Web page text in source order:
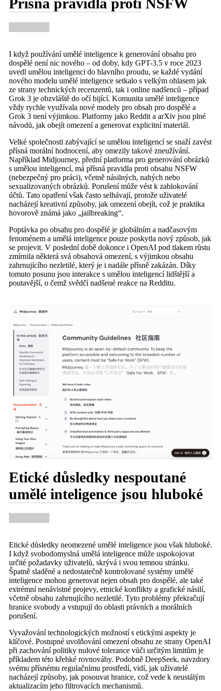
Přísná pravidla proti NSFW
I když používání umělé inteligence k generování obsahu pro
dospělé není nic nového – od doby, kdy GPT-3.5 v roce 2023
uvedl umělou inteligenci do hlavního proudu, se každé vydání
nového modelu umělé inteligence setkalo s velkým ohlasem jak
ze strany technických recenzentů, tak i online nadšenců – případ
Grok 3 je obzvláště do očí bijící. Komunita umělé inteligence
vždy rychle využívala nové modely pro obsah pro dospělé a
Grok 3 není výjimkou. Platformy jako Reddit a arXiv jsou plné
návodů, jak obejít omezení a generovat explicitní materiál.
Velké společnosti zabývající se umělou inteligencí se snaží zavést
přísná morální hodnocení, aby omezily takové zneužívání.
Například Midjourney, přední platforma pro generování obrázků
s umělou inteligencí, má přísná pravidla proti obsahu NSFW
(nebezpečný pro práci), včetně násilných, nahých nebo
sexualizovaných obrázků. Porušení může vést k zablokování
účtů. Tato opatření však často selhávají, protože uživatelé
nacházejí kreativní způsoby, jak omezení obejít, což je praktika
hovorově známá jako „jailbreaking“.
Poptávka po obsahu pro dospělé je globálním a nadčasovým
fenoménem a umělá inteligence pouze poskytla nový způsob, jak
se projevit. V poslední době dokonce i OpenAI pod tlakem růstu
zmírnila některá svá obsahová omezení, s výjimkou obsahu
zahrnujícího nezletilé, který je i nadále přísně zakázán. Díky
tomuto posunu jsou interakce s umělou inteligencí lidštější a
poutavější, o čemž svědčí nadšené reakce na Redditu.
Etické důsledky nespoutané
umělé inteligence jsou hluboké
Etické důsledky neomezené umělé inteligence jsou však hluboké.
I když svobodomyslná umělá inteligence může uspokojovat
určité požadavky uživatelů, skrývá i svou temnou stránku.
Špatně sladěné a nedostatečně kontrolované systémy umělé
inteligence mohou generovat nejen obsah pro dospělé, ale také
extrémní nenávistné projevy, etnické konflikty a grafické násilí,
včetně obsahu zahrnujícího nezletilé. Tyto problémy překračují
hranice svobody a vstupují do oblasti právních a morálních
porušení.
Vyvažování technologických možností s etickými aspekty je
klíčové. Postupné uvolňování omezení obsahu ze strany OpenAI
při zachování politiky nulové tolerance vůči určitým limitům je
příkladem této křehké rovnováhy. Podobně DeepSeek, navzdory
svému přísnému regulačnímu prostředí, vidí, jak uživatelé
nacházejí způsoby, jak posouvat hranice, což vede k neustálým
aktualizacím jeho filtrovacích mechanismů.